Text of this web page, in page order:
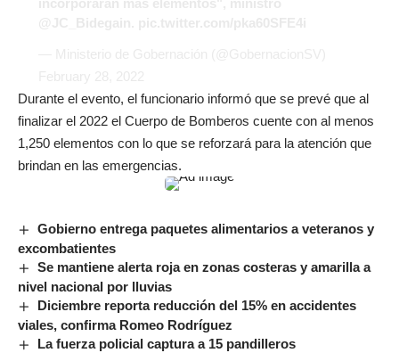
Durante el evento, el funcionario informó que se prevé que al
finalizar el 2022 el Cuerpo de Bomberos cuente con al menos
1,250 elementos con lo que se reforzará para la atención que
brindan en las emergencias.
Gobierno entrega paquetes alimentarios a veteranos y
excombatientes
Se mantiene alerta roja en zonas costeras y amarilla a
nivel nacional por lluvias
Diciembre reporta reducción del 15% en accidentes
viales, confirma Romeo Rodríguez
La fuerza policial captura a 15 pandilleros